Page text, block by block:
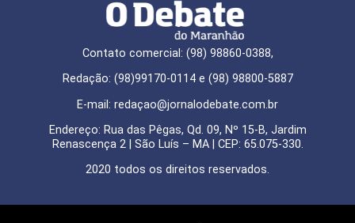
Contato comercial: (98) 98860-0388,
Redação: (98)99170-0114 e (98) 98800-5887
E-mail: redaçao@jornalodebate.com.br
Endereço: Rua das Pêgas, Qd. 09, Nº 15-B, Jardim
Renascença 2 | São Luís – MA | CEP: 65.075-330.
2020 todos os direitos reservados.